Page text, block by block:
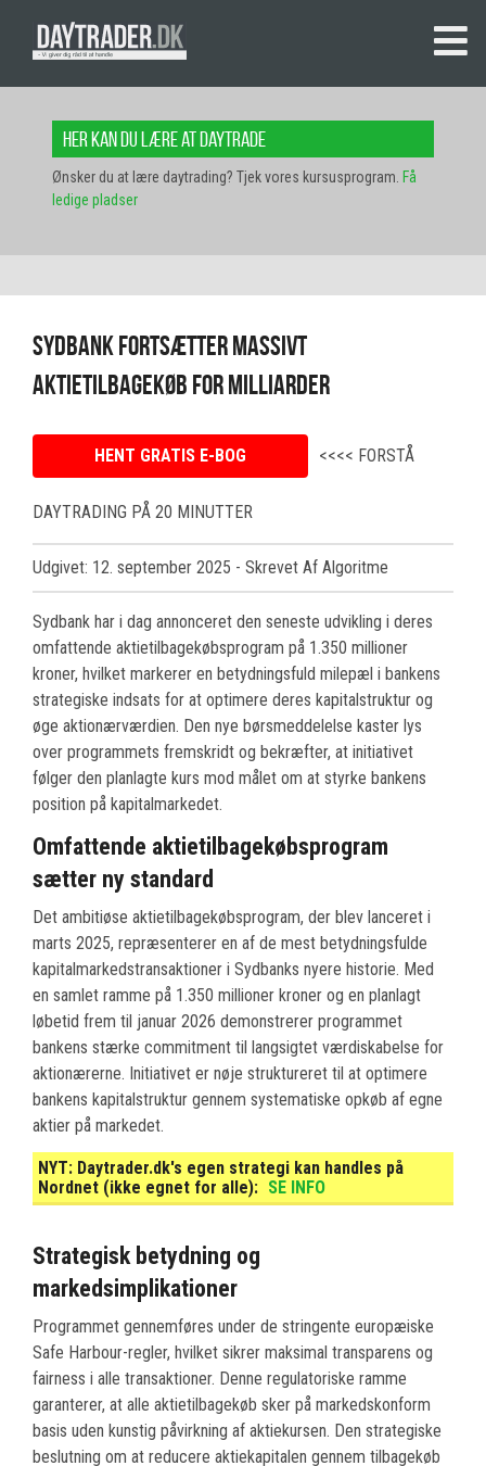
Her kan du lære at daytrade
Ønsker du at lære daytrading? Tjek vores kursusprogram. Få
ledige pladser
Sydbank fortsætter massivt
aktietilbagekøb for milliarder
HENT GRATIS E-BOG <<<< FORSTÅ
DAYTRADING PÅ 20 MINUTTER
Udgivet: 12. september 2025 - Skrevet Af Algoritme
Sydbank har i dag annonceret den seneste udvikling i deres
omfattende aktietilbagekøbsprogram på 1.350 millioner
kroner, hvilket markerer en betydningsfuld milepæl i bankens
strategiske indsats for at optimere deres kapitalstruktur og
øge aktionærværdien. Den nye børsmeddelelse kaster lys
over programmets fremskridt og bekræfter, at initiativet
følger den planlagte kurs mod målet om at styrke bankens
position på kapitalmarkedet.
Omfattende aktietilbagekøbsprogram
sætter ny standard
Det ambitiøse aktietilbagekøbsprogram, der blev lanceret i
marts 2025, repræsenterer en af de mest betydningsfulde
kapitalmarkedstransaktioner i Sydbanks nyere historie. Med
en samlet ramme på 1.350 millioner kroner og en planlagt
løbetid frem til januar 2026 demonstrerer programmet
bankens stærke commitment til langsigtet værdiskabelse for
aktionærerne. Initiativet er nøje struktureret til at optimere
bankens kapitalstruktur gennem systematiske opkøb af egne
aktier på markedet.
NYT: Daytrader.dk's egen strategi kan handles på
Nordnet (ikke egnet for alle): SE INFO
Strategisk betydning og
markedsimplikationer
Programmet gennemføres under de stringente europæiske
Safe Harbour-regler, hvilket sikrer maksimal transparens og
fairness i alle transaktioner. Denne regulatoriske ramme
garanterer, at alle aktietilbagekøb sker på markedskonform
basis uden kunstig påvirkning af aktiekursen. Den strategiske
beslutning om at reducere aktiekapitalen gennem tilbagekøb